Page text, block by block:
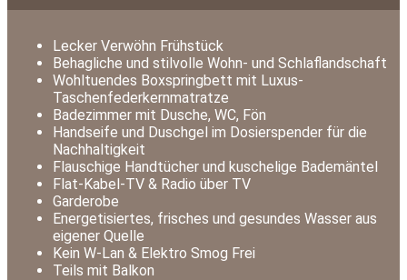
Lecker Verwöhn Frühstück
Behagliche und stilvolle Wohn- und Schlaflandschaft
Wohltuendes Boxspringbett mit Luxus-
Taschenfederkernmatratze
Badezimmer mit Dusche, WC, Fön
Handseife und Duschgel im Dosierspender für die
Nachhaltigkeit
Flauschige Handtücher und kuschelige Bademäntel
Flat-Kabel-TV & Radio über TV
Garderobe
Energetisiertes, frisches und gesundes Wasser aus
eigener Quelle
Kein W-Lan & Elektro Smog Frei
Teils mit Balkon